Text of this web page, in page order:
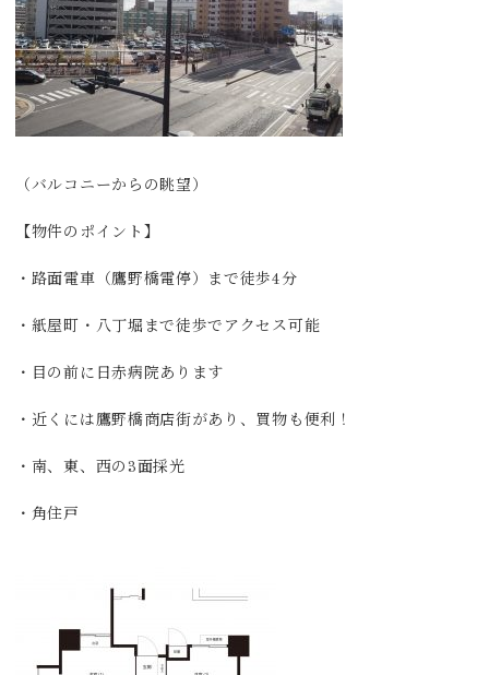
（バルコニーからの眺望）
【物件のポイント】
・路面電車（鷹野橋電停）まで徒歩4分
・紙屋町・八丁堀まで徒歩でアクセス可能
・目の前に日赤病院あります
・近くには鷹野橋商店街があり、買物も便利！
・南、東、西の3面採光
・角住戸